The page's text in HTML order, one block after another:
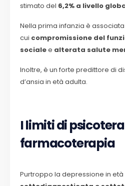
stimato del 6,2% a livello
Nella prima infanzia è
cui compromissione del
socialee alterata salute
Inoltre, è un forte predittore di
d’ansia in età adulta.
I limiti di
farmacoterapia
Purtroppo la depressione in